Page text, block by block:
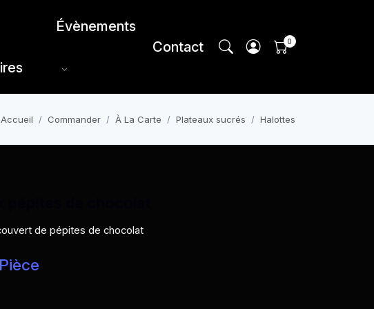
Évènements
Contact
Accueil Commander À La Carte Plateaux sucrés Halottes
de pépites de chocolat